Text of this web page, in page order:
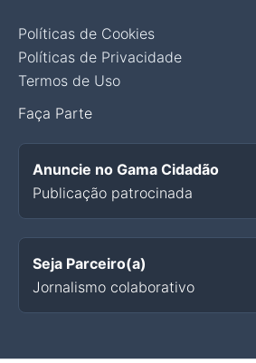
Políticas de Cookies
Políticas de Privacidade
Termos de Uso
Faça Parte
Anuncie no Gama Cidadão
Publicação patrocinada
Seja Parceiro(a)
Jornalismo colaborativo